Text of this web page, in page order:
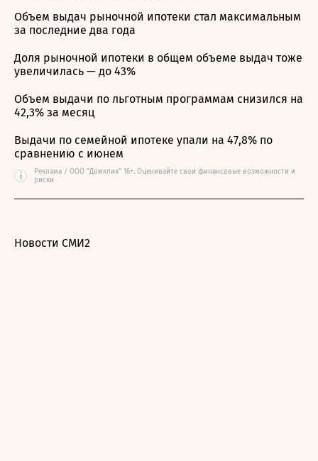
Объем выдач рыночной ипотеки стал максимальным
за последние два года
Доля рыночной ипотеки в общем объеме выдач тоже
увеличилась — до 43%
Объем выдачи по льготным программам снизился на
42,3% за месяц
Выдачи по семейной ипотеке упали на 47,8% по
сравнению с июнем
i
Реклама / ООО "Домклик" 16+. Оценивайте свои финансовые возможности и
риски
Новости СМИ2